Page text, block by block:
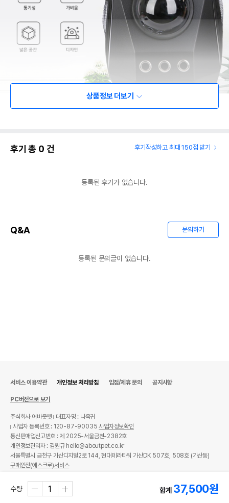
상품정보 더보기
후기 총 0 건 후기작성하고 최대 150점 받기
등록된 후기가 없습니다.
Q&A 문의하기
등록된 문의글이 없습니다.
수량 합계 37,500원
서비스 이용약관 개인정보 처리방침 입점/제휴 문의 공지사항
PC버전으로 보기
주식회사 어바웃펫
대표자명 : 나옥귀
사업자 등록번호 : 120-87-90035사업자정보확인
통신판매업신고번호 : 제 2025-서울금천-2382호
개인정보관리자 : 김원규 hello@aboutpet.co.kr
서울특별시 금천구 가산디지털2로 144, 현대테라타워 가산DK 507호, 508호 (가산동)
구매안전(에스크로)서비스